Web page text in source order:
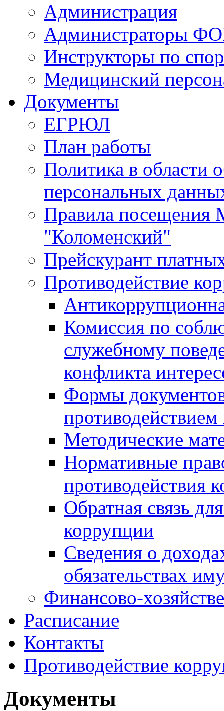
Администрация
Администраторы
Инструкторы по
Медицинский
Документы
ЕГРЮЛ
План работы
Политика в области
персональных
Правила
"Коломенский"
Прейскурант
Противодействие
Комиссия по
служебному
конфликта
Формы
Методические
Нормативные
противодействия
Обратная связь
коррупции
Сведения о
обязательствах
Финансово-
Расписание
Контакты
Противодействие
Документы